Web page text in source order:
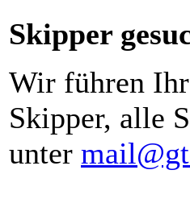
Skipper
Wir führen
Skipper, alle
unter